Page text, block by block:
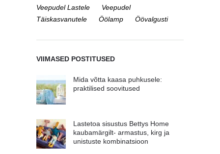
Veepudel Lastele
Veepudel
Täiskasvanutele
Öölamp Öövalgusti
VIIMASED POSTITUSED
Mida võtta kaasa puhkusele:
praktilised soovitused
Lastetoa sisustus Bettys Home
kaubamärgilt- armastus, kirg ja
unistuste kombinatsioon